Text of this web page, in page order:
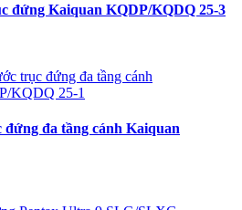
đứng Kaiquan KQDP/KQDQ 25-3
đa tầng cánh Kaiquan